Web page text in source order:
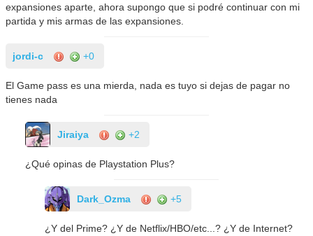
expansiones aparte, ahora supongo que si podré continuar con mi
partida y mis armas de las expansiones.
jordi-c +0
El Game pass es una mierda, nada es tuyo si dejas de pagar no
tienes nada
Jiraiya +2
¿Qué opinas de Playstation Plus?
Dark_Ozma +5
¿Y del Prime? ¿Y de Netflix/HBO/etc...? ¿Y de Internet?